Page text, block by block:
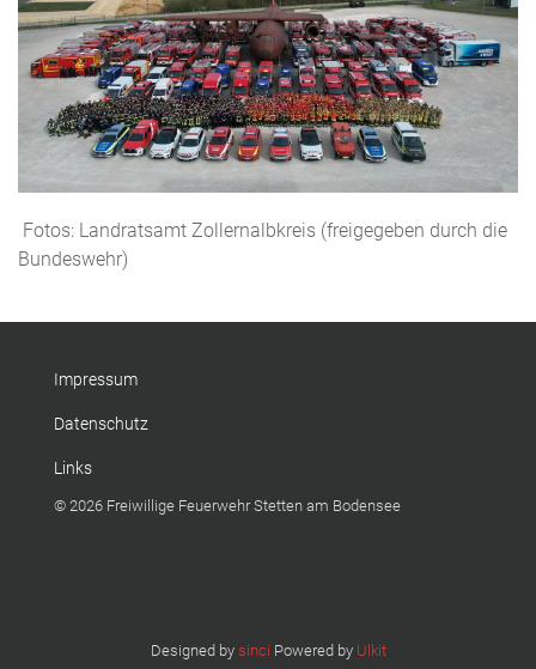
Fotos: Landratsamt Zollernalbkreis (freigegeben durch die
Bundeswehr)
Impressum
Datenschutz
Links
© 2026 Freiwillige Feuerwehr Stetten am Bodensee
Designed by sinci Powered by Ulkit